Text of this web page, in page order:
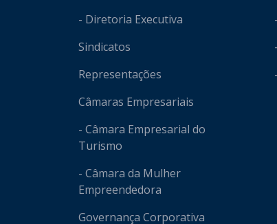
- Diretoria Executiva
Sindicatos
Representações
Câmaras Empresariais
- Câmara Empresarial do
Turismo
- Câmara da Mulher
Empreendedora
Governança Corporativa